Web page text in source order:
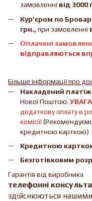
замовленні від 3000
Кур'єром по
грн., при замовленні
Оплачені
відправляються
Більше інформації про
Накладений
Нової Поштою.
додаткову оплату в
комісії!
кредитною карткою)
Кредитною
Безготівковим
Гарантія від виробника
телефонні
здійснюються